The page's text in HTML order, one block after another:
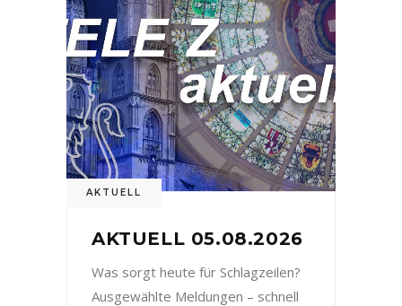
AKTUELL
AKTUELL 05.08.2026
Was sorgt heute für Schlagzeilen?
Ausgewählte Meldungen – schnell